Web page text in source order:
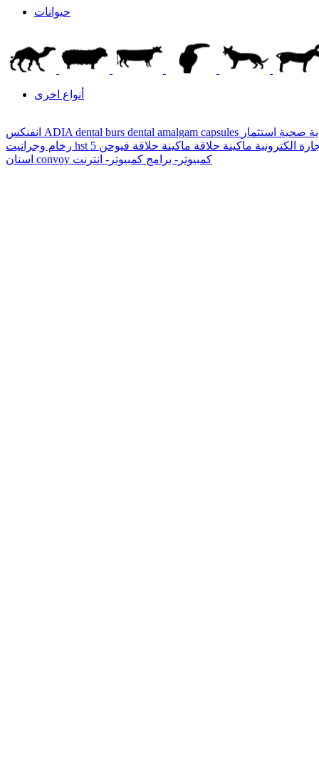
حيوانات
أنواع اخرى
ADIA dental burs dental amalgam capsules
صحية
hst الكترونية ماكينة حلاقة
convoy كمبيوتر- برامج كمبيوتر- انترنت